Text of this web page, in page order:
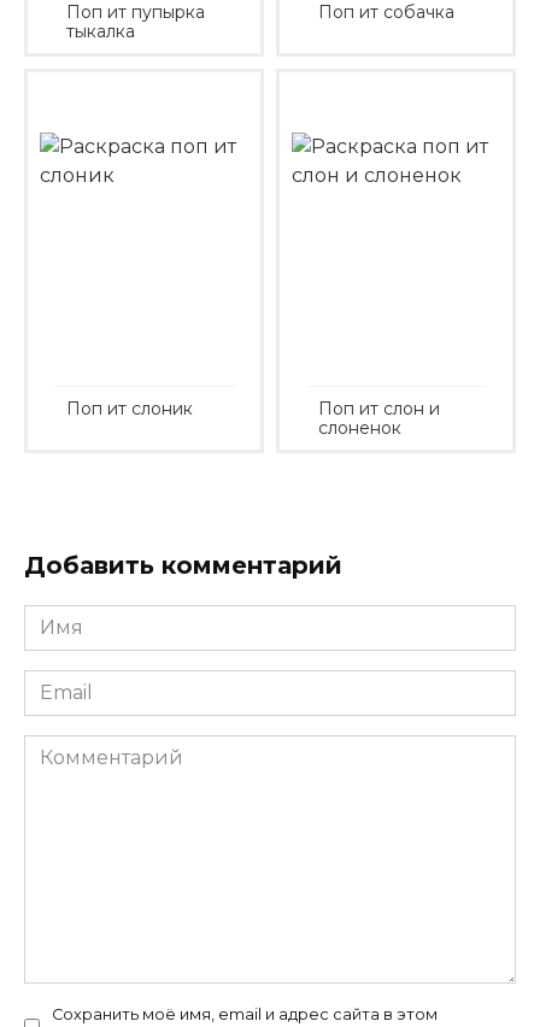
Поп ит пупырка
тыкалка
Поп ит собачка
Поп ит слоник
Поп ит слон и
слоненок
Добавить комментарий
Имя
*
Email
*
Комментарий
Сохранить моё имя, email и адрес сайта в этом